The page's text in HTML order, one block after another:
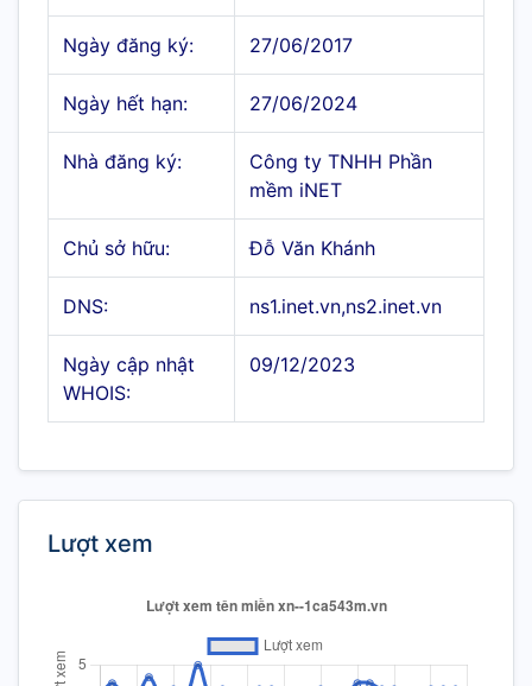
Ngày đăng ký: 27/06/2017
Ngày hết hạn: 27/06/2024
Nhà đăng ký:
Công ty TNHH Phần
mềm iNET
Chủ sở hữu: Đỗ Văn Khánh
DNS: ns1.inet.vn,ns2.inet.vn
Ngày cập nhật
WHOIS:
09/12/2023
Lượt xem